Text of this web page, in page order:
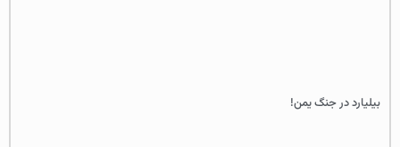
بیلیارد در جنگ یمن!